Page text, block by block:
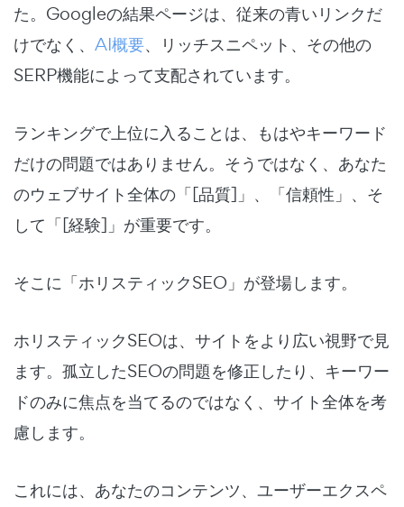
た。Googleの結果ページは、従来の青いリンクだ
けでなく、 AI概要、リッチスニペット、その他の
SERP機能によって支配されています。
ランキングで上位に入ることは、もはやキーワード
だけの問題ではありません。そうではなく、あなた
のウェブサイト全体の「[品質]」、「信頼性」、そ
して「[経験]」が重要です。
そこに「ホリスティックSEO」が登場します。
ホリスティックSEOは、サイトをより広い視野で見
ます。孤立したSEOの問題を修正したり、キーワー
ドのみに焦点を当てるのではなく、サイト全体を考
慮します。
これには、あなたのコンテンツ、ユーザーエクスペ